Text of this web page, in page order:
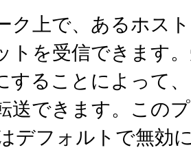
ク上で、あるホス
トを受信できます
することによって
送できます。この
デフォルトで無効